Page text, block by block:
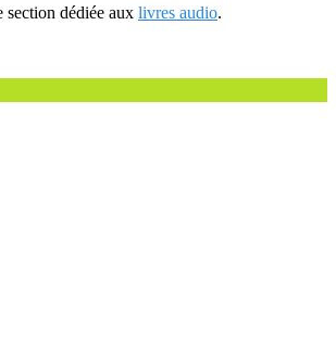
section dédiée aux livres audio.